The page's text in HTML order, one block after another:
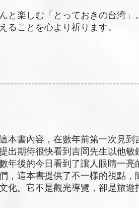
と楽しむ「とっておきの台湾」
ることを心より祈ります。
書內容，在數年前第一次見到
出期待很快看到吉岡先生以他
年後的今日看到了讓人眼睛一
，這本書提供了不一樣的視點
化。它不是觀光導覽，卻是旅